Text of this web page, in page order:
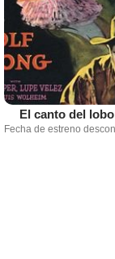
El canto del lobo